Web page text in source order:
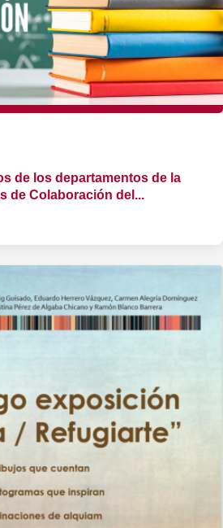
de los departamentos de la
de Colaboración del...